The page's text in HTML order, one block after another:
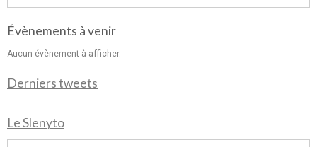
Évènements à venir
Aucun évènement à afficher.
Derniers tweets
Le Slenyto